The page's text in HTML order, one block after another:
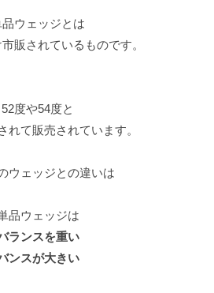
品ウェッジとは
販されているものです。
52度や54度と
れて販売されています。
ウェッジとの違いは
品ウェッジは
ランスを重い
ンスが大きい